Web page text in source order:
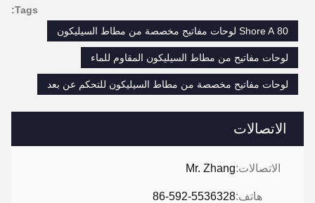
الاتصالات
الاتصالات:Mr. Zhang
هاتف:86-592-5536328
Tags:
80 Shore A لوحات مفاتيح مخصصة من مطاط السيليكون
لوحات مفاتيح من مطاط السيليكون المقاوم للماء
لوحات مفاتيح مخصصة من مطاط السيليكون للتحكم عن بعد